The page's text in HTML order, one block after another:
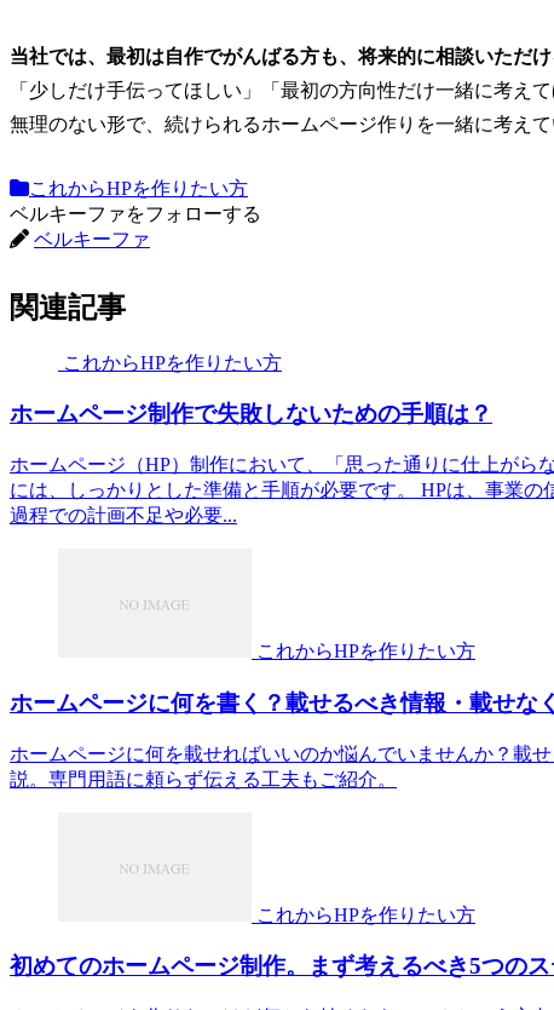
当社では、最初は自作でがんばる方も、将来的に相談いただ
「少しだけ手伝ってほしい」「最初の方向性だけ一緒に考え
無理のない形で、続けられるホームページ作りを一緒に考えて
これからHPを作りたい方
ベルキーファをフォローする
ベルキーファ
関連記事
これからHPを作りたい方
ホームページ制作で失敗しないための手順は？
ホームページ（HP）制作において、「思った通りに仕上が
には、しっかりとした準備と手順が必要です。 HPは、事業
過程での計画不足や必要...
これからHPを作りたい方
ホームページに何を書く？載せるべき情報・載せな
ホームページに何を載せればいいのか悩んでいませんか？載
説。専門用語に頼らず伝える工夫もご紹介。
これからHPを作りたい方
初めてのホームページ制作。まず考えるべき5つのス